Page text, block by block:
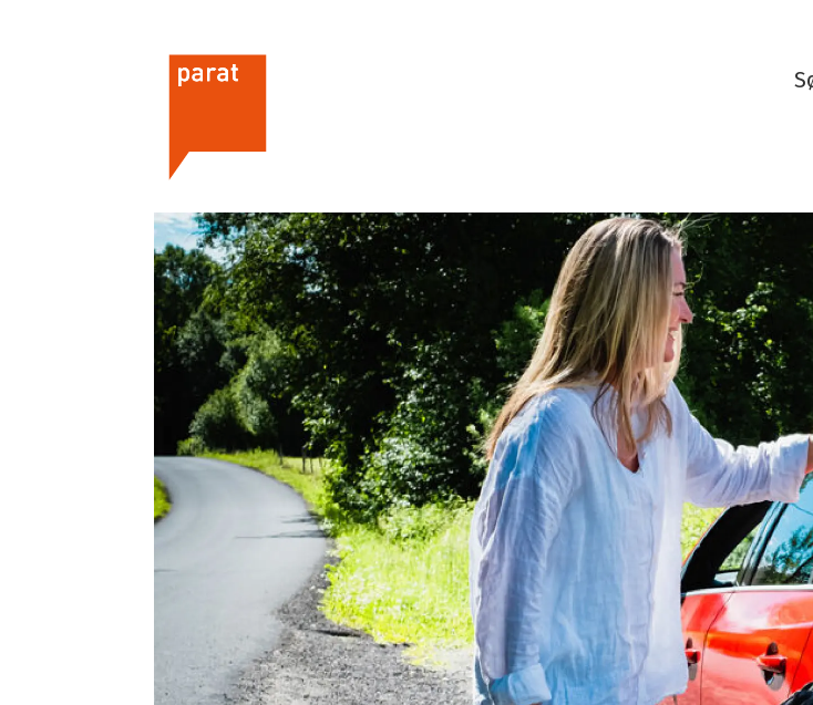
Om oss
Parats flaggsak 2026
This is Parat
Parats politikk
Parats årsberetning
Ledige stillinger i Parat
Parat og bærekraftig forretningspraksis
Personvernerklæring
Hvorfor bli medlem
Hvem kan bli medlem
Hva koster det
Bli medlem
Verv en kollega
Medlemsfordeler
Parat-butikken
Join Parat
Brukerveiledning Parat-appen
Utmelding
Lønnsoppgjøret 2026
Tariffavtalene
Bedrifter med tariffavtale
Tariffnyheter
Dine rettigheter
Streik og konflikt